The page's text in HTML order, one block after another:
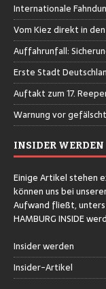
Internationale
Vom Kiez direkt in
Auffahrunfall:
Erste Stadt
Auftakt zum 17.
Warnung vor
INSIDER WERDEN
Einige Artikel stehen
können uns bei
Aufwand fließt,
HAMBURG INSIDE
Insider werden
Insider-Artikel